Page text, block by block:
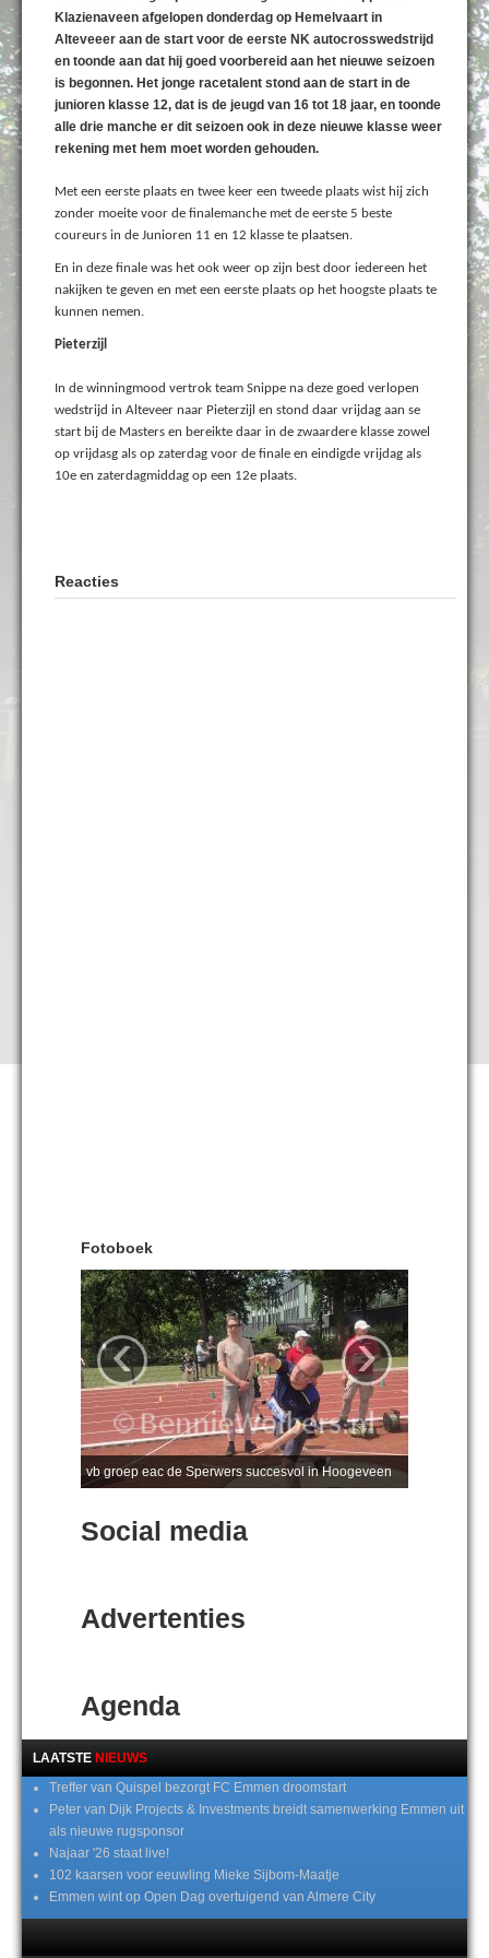
Klazienaveen afgelopen donderdag op Hemelvaart in
Alteveeer aan de start voor de eerste NK autocrosswedstrijd
en toonde aan dat hij goed voorbereid aan het nieuwe seizoen
is begonnen. Het jonge racetalent stond aan de start in de
junioren klasse 12, dat is de jeugd van 16 tot 18 jaar, en toonde
alle drie manche er dit seizoen ook in deze nieuwe klasse weer
rekening met hem moet worden gehouden.
Met een eerste plaats en twee keer een tweede plaats wist hij zich
zonder moeite voor de finalemanche met de eerste 5 beste
coureurs in de Junioren 11 en 12 klasse te plaatsen.
En in deze finale was het ook weer op zijn best door iedereen het
nakijken te geven en met een eerste plaats op het hoogste plaats te
kunnen nemen.
Pieterzijl
In de winningmood vertrok team Snippe na deze goed verlopen
wedstrijd in Alteveer naar Pieterzijl en stond daar vrijdag aan se
start bij de Masters en bereikte daar in de zwaardere klasse zowel
op vrijdasg als op zaterdag voor de finale en eindigde vrijdag als
10e en zaterdagmiddag op een 12e plaats.
Reacties
Fotoboek
vb groep eac de Sperwers succesvol in Hoogeveen
‹ ›
Social media
Advertenties
Agenda
LAATSTE NIEUWS
Treffer van Quispel bezorgt FC Emmen droomstart
Peter van Dijk Projects & Investments breidt samenwerking Emmen uit
als nieuwe rugsponsor
Najaar '26 staat live!
102 kaarsen voor eeuwling Mieke Sijbom-Maatje
Emmen wint op Open Dag overtuigend van Almere City